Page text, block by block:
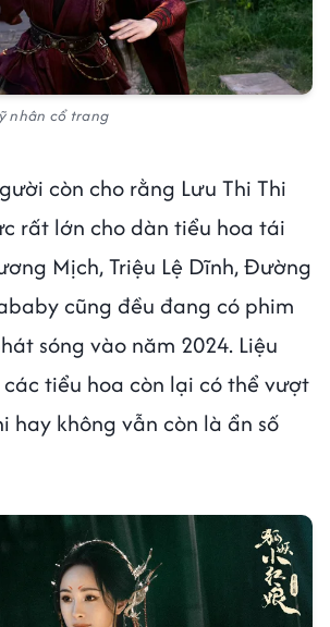
nhân cổ trang
còn cho rằng Lưu Thi Thi
rất lớn cho dàn tiểu hoa tái
Mịch, Triệu Lệ Dĩnh, Đường
cũng đều đang có phim
sóng vào năm 2024. Liệu
tiểu hoa còn lại có thể vượt
hay không vẫn còn là ẩn số